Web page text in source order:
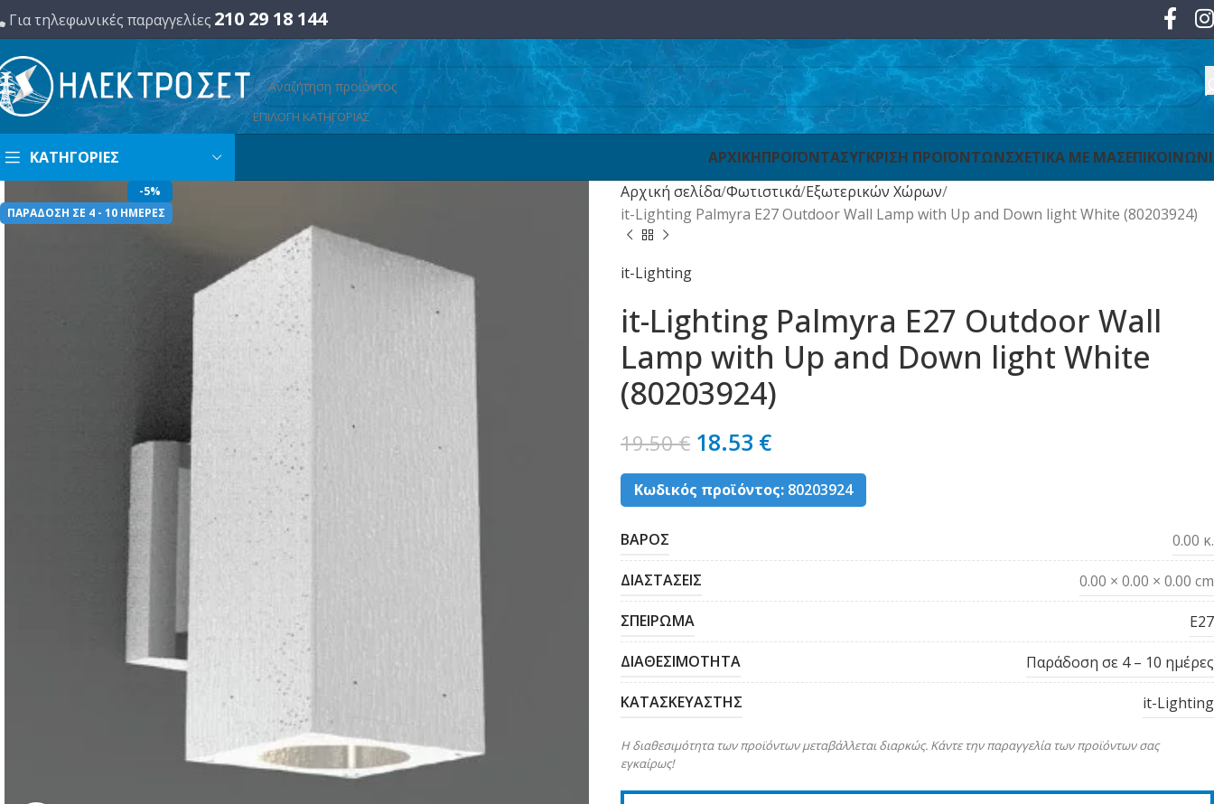
Για τηλεφωνικές παραγγελίες 210 29 18 144
ΕΠΙΛΟΓΗ ΚΑΤΗΓΟΡΙΑΣ
ΚΑΤΗΓΟΡΙΕΣ ΑΡΧΙΚΗΠΡΟΪΟΝΤΑΣΥΓΚΡΙΣΗ ΠΡΟΪΟΝΤΩΝΣΧΕΤΙΚΑ ΜΕ ΜΑΣ
-5%
ΠΑΡΑΔΟΣΗ ΣΕ 4 - 10 ΗΜΕΡΕΣ
Αρχική σελίδα Φωτιστικά Εξωτερικών Χώρων
it-Lighting Palmyra E27 Outdoor Wall Lamp with Up and Down light White (80203924)
it-Lighting
it-Lighting Palmyra E27 Outdoor Wall
Lamp with Up and Down light White
(80203924)
19.50€ 18.53 €
Κωδικός προϊόντος: 80203924
ΒΑΡΟΣ 0.00 κ.
ΔΙΑΣΤΑΣΕΙΣ 0.00 × 0.00 × 0.00 cm
ΣΠΕΙΡΩΜΑ Ε27
ΔΙΑΘΕΣΙΜΟΤΗΤΑ Παράδοση σε 4 – 10 ημέρες
ΚΑΤΑΣΚΕΥΑΣΤΗΣ it-Lighting
Η διαθεσιμότητα των προϊόντων μεταβάλλεται διαρκώς. Κάντε την παραγγελία των προϊόντων σας
εγκαίρως!